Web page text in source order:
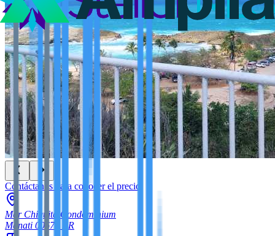
Contáctanos para conocer el precio
Mar Chiquita Condominium
Manati 00674
PR